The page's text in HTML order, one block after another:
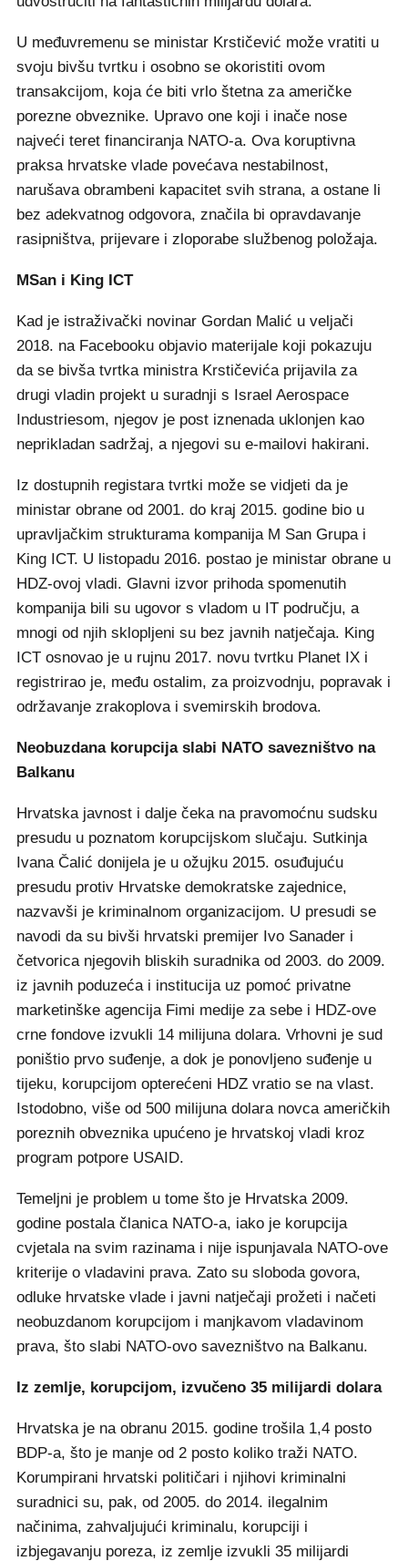
U međuvremenu se ministar Krstičević može vratiti u
svoju bivšu tvrtku i osobno se okoristiti ovom
transakcijom, koja će biti vrlo štetna za američke
porezne obveznike. Upravo one koji i inače nose
najveći teret financiranja NATO-a. Ova koruptivna
praksa hrvatske vlade povećava nestabilnost,
narušava obrambeni kapacitet svih strana, a ostane li
bez adekvatnog odgovora, značila bi opravdavanje
rasipništva, prijevare i zloporabe službenog položaja.
MSan i King ICT
Kad je istraživački novinar Gordan Malić u veljači
2018. na Facebooku objavio materijale koji pokazuju
da se bivša tvrtka ministra Krstičevića prijavila za
drugi vladin projekt u suradnji s Israel Aerospace
Industriesom, njegov je post iznenada uklonjen kao
neprikladan sadržaj, a njegovi su e-mailovi hakirani.
Iz dostupnih registara tvrtki može se vidjeti da je
ministar obrane od 2001. do kraj 2015. godine bio u
upravljačkim strukturama kompanija M San Grupa i
King ICT. U listopadu 2016. postao je ministar obrane u
HDZ-ovoj vladi. Glavni izvor prihoda spomenutih
kompanija bili su ugovor s vladom u IT području, a
mnogi od njih sklopljeni su bez javnih natječaja. King
ICT osnovao je u rujnu 2017. novu tvrtku Planet IX i
registrirao je, među ostalim, za proizvodnju, popravak i
održavanje zrakoplova i svemirskih brodova.
Neobuzdana korupcija slabi NATO savezništvo na
Balkanu
Hrvatska javnost i dalje čeka na pravomoćnu sudsku
presudu u poznatom korupcijskom slučaju. Sutkinja
Ivana Čalić donijela je u ožujku 2015. osuđujuću
presudu protiv Hrvatske demokratske zajednice,
nazvavši je kriminalnom organizacijom. U presudi se
navodi da su bivši hrvatski premijer Ivo Sanader i
četvorica njegovih bliskih suradnika od 2003. do 2009.
iz javnih poduzeća i institucija uz pomoć privatne
marketinške agencija Fimi medije za sebe i HDZ-ove
crne fondove izvukli 14 milijuna dolara. Vrhovni je sud
poništio prvo suđenje, a dok je ponovljeno suđenje u
tijeku, korupcijom opterećeni HDZ vratio se na vlast.
Istodobno, više od 500 milijuna dolara novca američkih
poreznih obveznika upućeno je hrvatskoj vladi kroz
program potpore USAID.
Temeljni je problem u tome što je Hrvatska 2009.
godine postala članica NATO-a, iako je korupcija
cvjetala na svim razinama i nije ispunjavala NATO-ove
kriterije o vladavini prava. Zato su sloboda govora,
odluke hrvatske vlade i javni natječaji prožeti i načeti
neobuzdanom korupcijom i manjkavom vladavinom
prava, što slabi NATO-ovo savezništvo na Balkanu.
Iz zemlje, korupcijom, izvučeno 35 milijardi dolara
Hrvatska je na obranu 2015. godine trošila 1,4 posto
BDP-a, što je manje od 2 posto koliko traži NATO.
Korumpirani hrvatski političari i njihovi kriminalni
suradnici su, pak, od 2005. do 2014. ilegalnim
načinima, zahvaljujući kriminalu, korupciji i
izbjegavanju poreza, iz zemlje izvukli 35 milijardi